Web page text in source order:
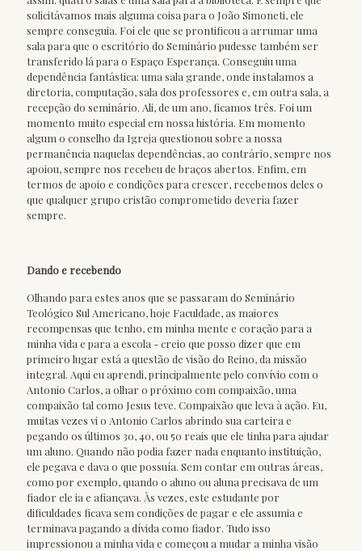
solicitávamos mais alguma coisa para o João Simoneti, ele
sempre conseguia. Foi ele que se prontificou a arrumar uma
sala para que o escritório do Seminário pudesse também ser
transferido lá para o Espaço Esperança. Conseguiu uma
dependência fantástica: uma sala grande, onde instalamos a
diretoria, computação, sala dos professores e, em outra sala, a
recepção do seminário. Ali, de um ano, ficamos três. Foi um
momento muito especial em nossa história. Em momento
algum o conselho da Igreja questionou sobre a nossa
permanência naquelas dependências, ao contrário, sempre nos
apoiou, sempre nos recebeu de braços abertos. Enfim, em
termos de apoio e condições para crescer, recebemos deles o
que qualquer grupo cristão comprometido deveria fazer
sempre.
Dando e recebendo
Olhando para estes anos que se passaram do Seminário
Teológico Sul Americano, hoje Faculdade, as maiores
recompensas que tenho, em minha mente e coração para a
minha vida e para a escola - creio que posso dizer que em
primeiro lugar está a questão de visão do Reino, da missão
integral. Aqui eu aprendi, principalmente pelo convívio com o
Antonio Carlos, a olhar o próximo com compaixão, uma
compaixão tal como Jesus teve. Compaixão que leva à ação. Eu,
muitas vezes vi o Antonio Carlos abrindo sua carteira e
pegando os últimos 30, 40, ou 50 reais que ele tinha para ajudar
um aluno. Quando não podia fazer nada enquanto instituição,
ele pegava e dava o que possuía. Sem contar em outras áreas,
como por exemplo, quando o aluno ou aluna precisava de um
fiador ele ia e afiançava. Às vezes, este estudante por
dificuldades ficava sem condições de pagar e ele assumia e
terminava pagando a dívida como fiador. Tudo isso
impressionou a minha vida e começou a mudar a minha visão